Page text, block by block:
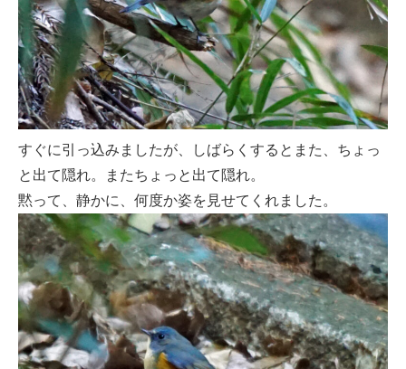
すぐに引っ込みましたが、しばらくするとまた、ちょっ
と出て隠れ。またちょっと出て隠れ。
黙って、静かに、何度か姿を見せてくれました。